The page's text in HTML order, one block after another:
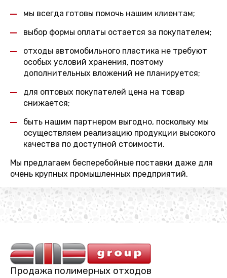
мы всегда готовы помочь нашим клиентам;
выбор формы оплаты остается за покупателем;
отходы автомобильного пластика не требуют
особых условий хранения, поэтому
дополнительных вложений не планируется;
для оптовых покупателей цена на товар
снижается;
быть нашим партнером выгодно, поскольку мы
осуществляем реализацию продукции высокого
качества по доступной стоимости.
Мы предлагаем бесперебойные поставки даже для
очень крупных промышленных предприятий.
Продажа полимерных отходов